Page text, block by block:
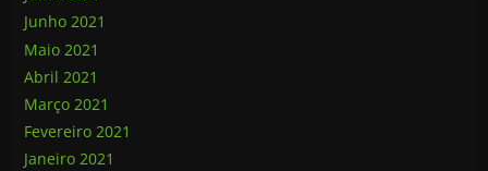
Junho 2021
Maio 2021
Abril 2021
Março 2021
Fevereiro 2021
Janeiro 2021